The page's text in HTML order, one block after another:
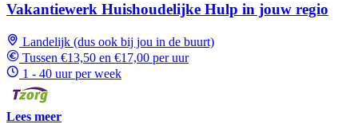
Vakantiewerk Huishoudelijke Hulp in jouw regio
Landelijk (dus ook bij jou in de buurt)
Tussen €13,50 en €17,00 per uur
1 - 40 uur per week
Lees meer